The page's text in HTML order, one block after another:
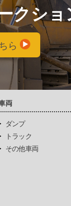
クショ
ら
両
ダンプ
トラック
その他車両